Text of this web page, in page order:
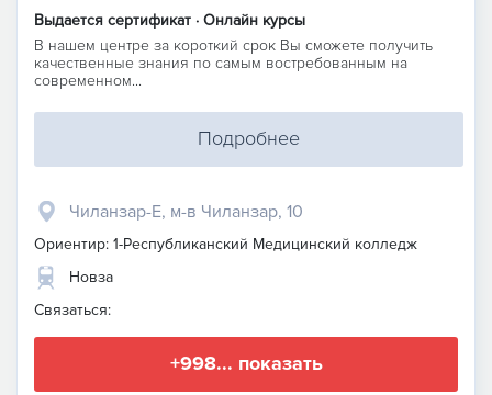
Выдается сертификат · Онлайн курсы
В нашем центре за короткий срок Вы сможете получить
качественные знания по самым востребованным на
современном...
Подробнее
Чиланзар-Е, м-в Чиланзар, 10
Ориентир: 1-Республиканский Медицинский колледж
Новза
Связаться:
+998... показать